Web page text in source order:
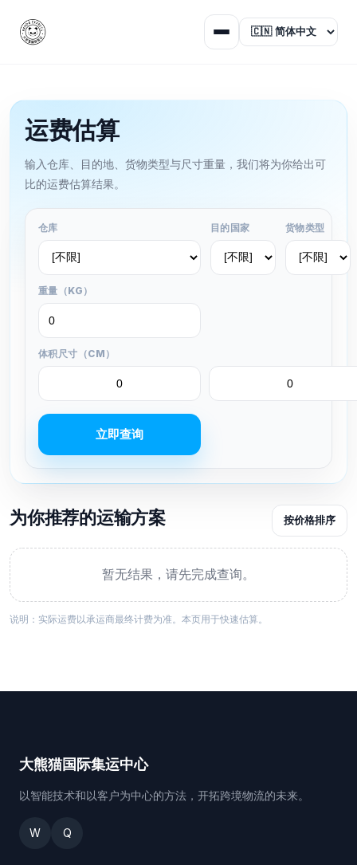
运费估算
输入仓库、目的地、货物类型与尺寸重量，我们将为你给出可
比的运费估算结果。
仓库 目的国家 货物类型
重量（KG）
体积尺寸（CM）
立即查询
为你推荐的运输方案 按价格排序
暂无结果，请先完成查询。
说明：实际运费以承运商最终计费为准。本页用于快速估算。
大熊猫国际集运中心
以智能技术和以客户为中心的方法，开拓跨境物流的未来。
W Q